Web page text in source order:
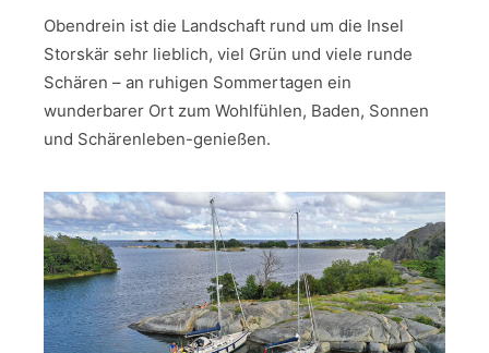
Obendrein ist die Landschaft rund um die Insel
Storskär sehr lieblich, viel Grün und viele runde
Schären – an ruhigen Sommertagen ein
wunderbarer Ort zum Wohlfühlen, Baden, Sonnen
und Schärenleben-genießen.